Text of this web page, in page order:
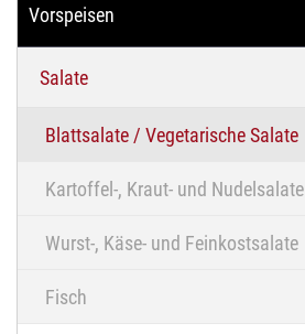
Vorspeisen
Salate
Blattsalate / Vegetarische Salate
Kartoffel-, Kraut- und Nudelsalate
Wurst-, Käse- und Feinkostsalate
Fisch